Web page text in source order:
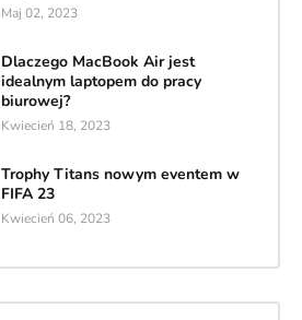
Maj 02, 2023
Dlaczego MacBook Air jest
idealnym laptopem do pracy
biurowej?
Kwiecień 18, 2023
Trophy Titans nowym eventem w
FIFA 23
Kwiecień 06, 2023